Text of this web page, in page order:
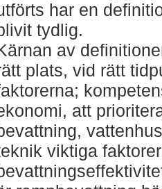
har en
tydlig.
av
plats, vid rätt
att
viktiga